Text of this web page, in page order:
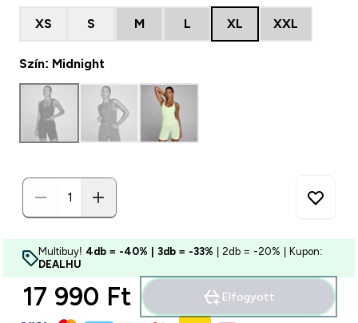
XS S M L XL XXL
Szín: Midnight
Multibuy! 4db = -40% | 3db = -33% | 2db = -20% | Kupon:
DEALHU
17 990 Ft‎ Elfogyott